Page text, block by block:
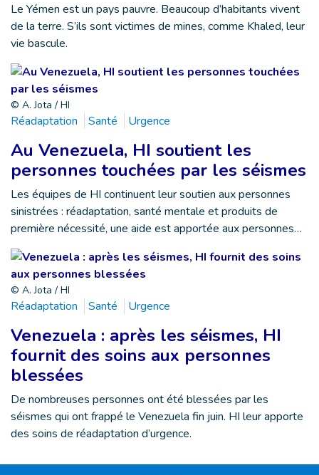
Le Yémen est un pays pauvre. Beaucoup d’habitants vivent
de la terre. S’ils sont victimes de mines, comme Khaled, leur
vie bascule.
© A. Jota / HI
Réadaptation Santé Urgence
Au Venezuela, HI soutient les
personnes touchées par les séismes
Les équipes de HI continuent leur soutien aux personnes
sinistrées : réadaptation, santé mentale et produits de
première nécessité, une aide est apportée aux personnes…
© A. Jota / HI
Réadaptation Santé Urgence
Venezuela : après les séismes, HI
fournit des soins aux personnes
blessées
De nombreuses personnes ont été blessées par les
séismes qui ont frappé le Venezuela fin juin. HI leur apporte
des soins de réadaptation d’urgence.